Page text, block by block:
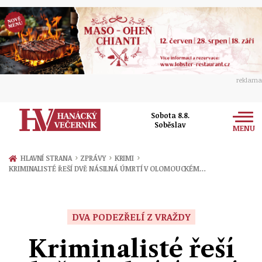
reklama
Sobota 8.8.
Soběslav
MENU
Zprávy
Přerov
Ekonomika
Ženy
Sport
HLAVNÍ STRANA › ZPRÁVY › KRIMI ›
KRIMINALISTÉ ŘEŠÍ DVĚ NÁSILNÁ ÚMRTÍ V OLOMOUCKÉM…
DVA PODEZŘELÍ Z VRAŽDY
Kriminalisté řeší